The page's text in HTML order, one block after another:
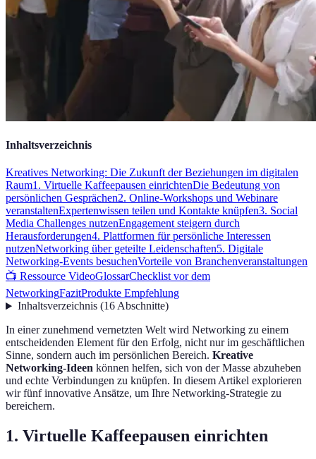
Inhaltsverzeichnis
Kreatives Networking: Die Zukunft der Beziehungen im digitalen
Raum1. Virtuelle Kaffeepausen einrichtenDie Bedeutung von
persönlichen Gesprächen2. Online-Workshops und Webinare
veranstaltenExpertenwissen teilen und Kontakte knüpfen3. Social
Media Challenges nutzenEngagement steigern durch
Herausforderungen4. Plattformen für persönliche Interessen
nutzenNetworking über geteilte Leidenschaften5. Digitale
Networking-Events besuchenVorteile von Branchenveranstaltungen
📺 Ressource VideoGlossarChecklist vor dem
NetworkingFazitProdukte Empfehlung
Inhaltsverzeichnis(16Abschnitte)
In einer zunehmend vernetzten Welt wird Networking zu einem
entscheidenden Element für den Erfolg, nicht nur im geschäftlichen
Sinne, sondern auch im persönlichen Bereich. Kreative
Networking-Ideen können helfen, sich von der Masse abzuheben
und echte Verbindungen zu knüpfen. In diesem Artikel explorieren
wir fünf innovative Ansätze, um Ihre Networking-Strategie zu
bereichern.
1. Virtuelle Kaffeepausen einrichten